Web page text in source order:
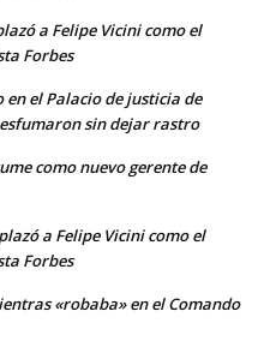
a Felipe Vicini como el
Forbes
en el Palacio de justicia de
sin dejar rastro
como nuevo gerente de
a Felipe Vicini como el
Forbes
«robaba» en el Comando